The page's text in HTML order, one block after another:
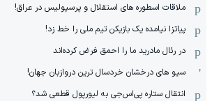
ملاقات اسطوره های استقلال و پرسپولیس در عراق!
پیاتزا نیامده یک بازیکن تیم ملی را خط زد!
در رئال مادرید ما را احمق فرض کرده‌اند
سیو های درخشان خردسال ترین دروازبان جهان!
انتقال ستاره پی‌اس‌جی به لیورپول قطعی شد؟